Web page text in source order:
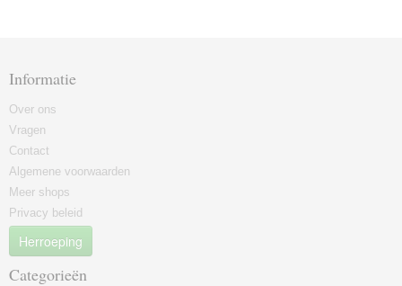
Informatie
Over ons
Vragen
Contact
Algemene voorwaarden
Meer shops
Privacy beleid
Herroeping
Categorieën